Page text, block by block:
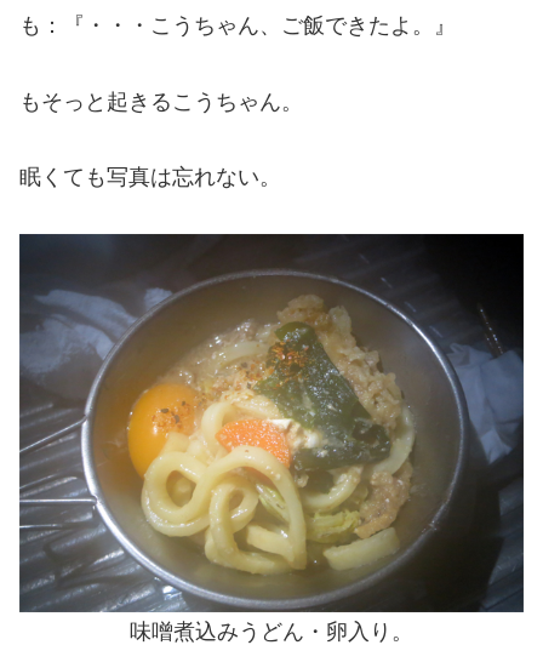
も：『・・・こうちゃん、ご飯できたよ。』
もそっと起きるこうちゃん。
眠くても写真は忘れない。
味噌煮込みうどん・卵入り。